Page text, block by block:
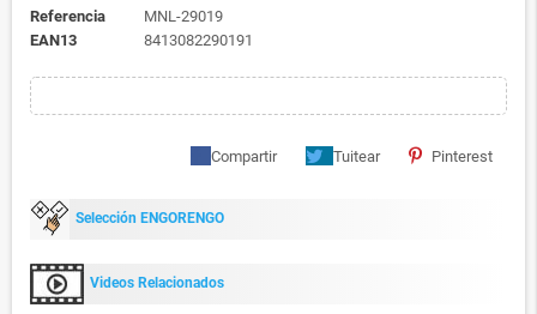
Referencia
MNL-29019
EAN13
8413082290191
Compartir Tuitear Pinterest
Selección ENGORENGO
Videos Relacionados